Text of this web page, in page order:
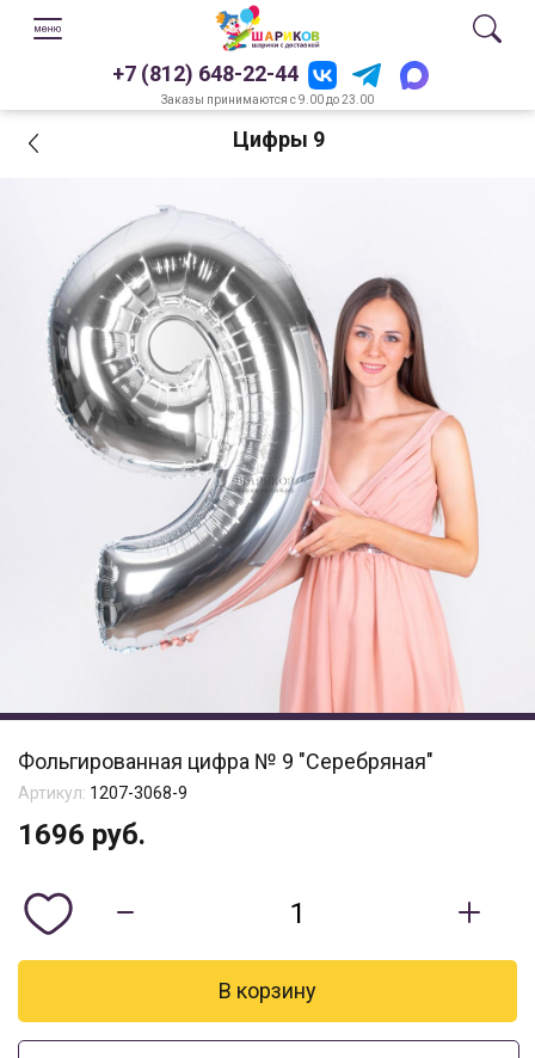
+7 (812) 648-22-44
Заказы принимаются с 9.00 до 23.00
Цифры 9
Фольгированная цифра № 9 "Серебряная"
Артикул: 1207-3068-9
1696 руб.